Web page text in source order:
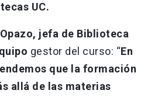
UC.
jefa de Biblioteca
gestor del curso: “En
que la formación
allá de las materias